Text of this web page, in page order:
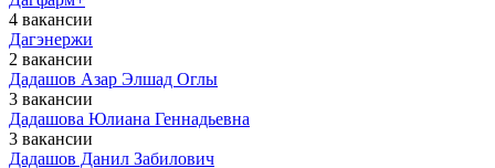
4 вакансии
Дагэнержи
2 вакансии
Дадашов Азар Элшад Оглы
3 вакансии
Дадашова Юлиана Геннадьевна
3 вакансии
Дадашов Данил Забилович